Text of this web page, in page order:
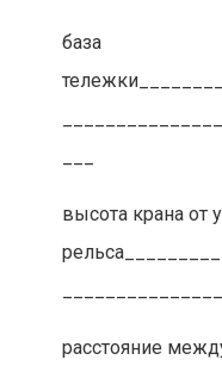
база
высота крана от
расстояние